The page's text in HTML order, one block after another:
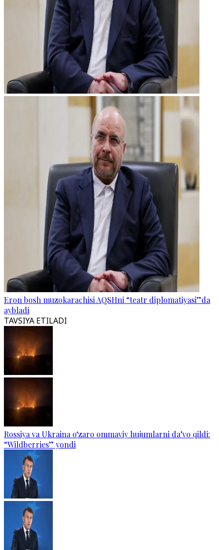
Eron bosh muzokarachisi AQSHni “teatr diplomatiyasi”da
aybladi
TAVSIYA ETILADI
Rossiya va Ukraina o‘zaro ommaviy hujumlarni da’vo qildi:
“Wildberries” yondi